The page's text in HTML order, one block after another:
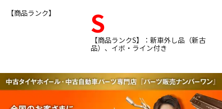
【商品ランク】
S
【商品ランクS】：新車外し品（新古
品）、イボ・ライン付き